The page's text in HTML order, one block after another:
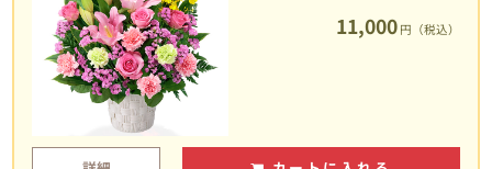
11,000 円（税込）